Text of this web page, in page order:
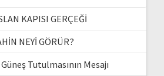
KAPISI GERÇEĞİ
NEYİ GÖRÜR?
Tutulmasının Mesajı